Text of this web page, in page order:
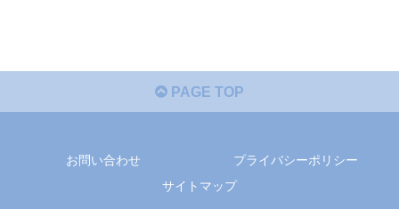
PAGE TOP
お問い合わせ
プライバシーポリシー
サイトマップ